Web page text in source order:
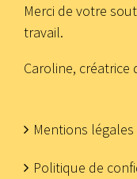
Merci de votre
travail.
Caroline, créatrice
Mentions légales
Politique de